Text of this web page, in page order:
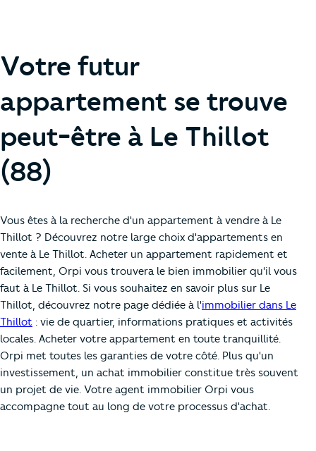
Votre futur
appartement se trouve
peut-être à Le Thillot
(88)
Vous êtes à la recherche d'un appartement à vendre à Le
Thillot ? Découvrez notre large choix d'appartements en
vente à Le Thillot. Acheter un appartement rapidement et
facilement, Orpi vous trouvera le bien immobilier qu'il vous
faut à Le Thillot. Si vous souhaitez en savoir plus sur Le
Thillot, découvrez notre page dédiée à l'immobilier dans Le
Thillot : vie de quartier, informations pratiques et activités
locales. Acheter votre appartement en toute tranquillité.
Orpi met toutes les garanties de votre côté. Plus qu'un
investissement, un achat immobilier constitue très souvent
un projet de vie. Votre agent immobilier Orpi vous
accompagne tout au long de votre processus d'achat.